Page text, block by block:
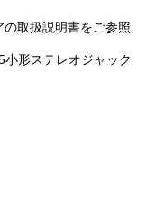
取扱説明書をご参照
形ステレオジャック